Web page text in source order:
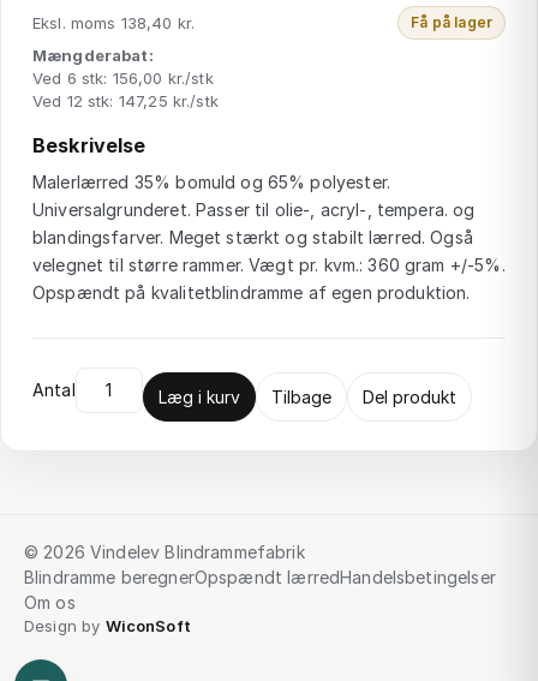
Eksl. moms 138,40 kr. Få på lager
Mængderabat:
Ved 6 stk: 156,00 kr./stk
Ved 12 stk: 147,25 kr./stk
Beskrivelse
Malerlærred 35% bomuld og 65% polyester.
Universalgrunderet. Passer til olie-, acryl-, tempera. og
blandingsfarver. Meget stærkt og stabilt lærred. Også
velegnet til større rammer. Vægt pr. kvm.: 360 gram +/-5%.
Opspændt på kvalitetblindramme af egen produktion.
Antal Læg i kurv Tilbage Del produkt
© 2026 Vindelev Blindrammefabrik
Blindramme beregnerOpspændt lærredHandelsbetingelser
Om os
Design by WiconSoft